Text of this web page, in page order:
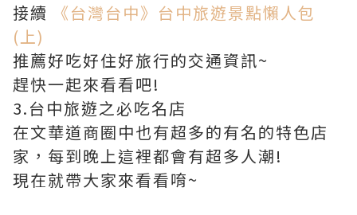
接續
《台灣台中》台中旅遊景點懶人包
(上)
推薦好吃好住好旅行的交通資訊~
趕快一起來看看吧!
3.台中旅遊之必吃名店
在文華道商圈中也有超多的有名的特色店
家，每到晚上這裡都會有超多人潮!
現在就帶大家來看看唷~